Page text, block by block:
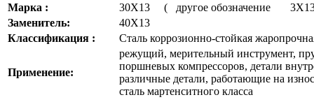
Марка :
30Х13 ( другое обозначение
Заменитель:
40Х13
Классификация :
Сталь коррозионно-стойкая
Применение:
режущий, мерительный инструмент,
поршневых компрессоров, детали
различные детали, работающие на
сталь мартенситного класса